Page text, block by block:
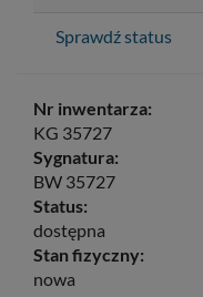
Sprawdź status
Nr inwentarza:
KG 35727
Sygnatura:
BW 35727
Status:
dostępna
Stan fizyczny:
nowa